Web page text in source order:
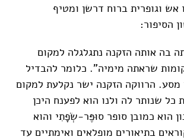
אש וגופרית ברוח דרשן ומטיף
הסיפור:
בה אותה הזקנה נתגלגלה למקום
שראתה מימיה". כלומר להבדיל
מסע. הרווקה הזקנה ישר נקלעת למקום
כל שנותר לה ולנו הוא לפענח היכן
הוא כמובן סופר סוּפֶּר-שְׂפָתִי והוא
בתיאורים מופלאים ואימתיים עד